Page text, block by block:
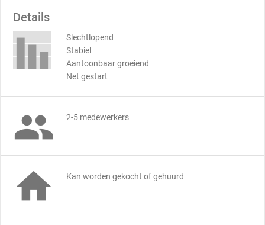
Details
Slechtlopend
Stabiel
Aantoonbaar groeiend
Net gestart
 2-5 medewerkers
 Kan worden gekocht of gehuurd